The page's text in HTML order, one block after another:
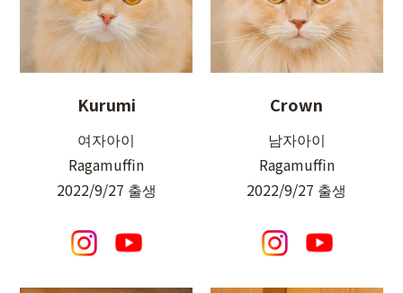
Kurumi
여자아이
Ragamuffin
2022/9/27 출생
Crown
남자아이
Ragamuffin
2022/9/27 출생